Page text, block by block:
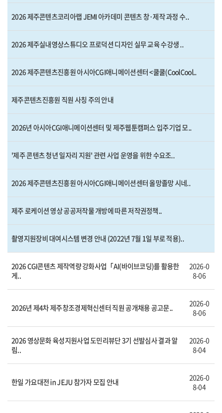
2026 제주콘텐츠코리아랩 JEMI 아카데미 콘텐츠 창·제작 과정 수..
2026 제주실내영상스튜디오 프로덕션 디자인 실무 교육 수강생 ..
2026 제주콘텐츠진흥원 아시아CGI애니메이션센터 <쿨쿨(CoolCool..
제주콘텐츠진흥원 직원 사칭 주의 안내
2026년 아시아CGI애니메이션센터 및 제주웹툰캠퍼스 입주기업 모..
'제주 콘텐츠 청년 일자리 지원' 관련 사업 운영을 위한 수요조..
2026 제주콘텐츠진흥원 아시아CGI애니메이션센터 올망졸망 시네..
제주 로케이션 영상 공공저작물 개방에 따른 저작권정책..
촬영지원장비 대여시스템 변경 안내 (2022년 7월 1일 부로 적용)..
2026 CGI콘텐츠 제작역량 강화사업「AI(바이브코딩)를 활용한
게..
2026-0
8-06
2026년 제4차 제주창조경제혁신센터 직원 공개채용 공고문..
2026-0
8-06
2026 영상문화 육성지원사업 도민리뷰단 3기 선발심사 결과 알
림..
2026-0
8-04
한일 가요대전 in JEJU 참가자 모집 안내
2026-0
8-04